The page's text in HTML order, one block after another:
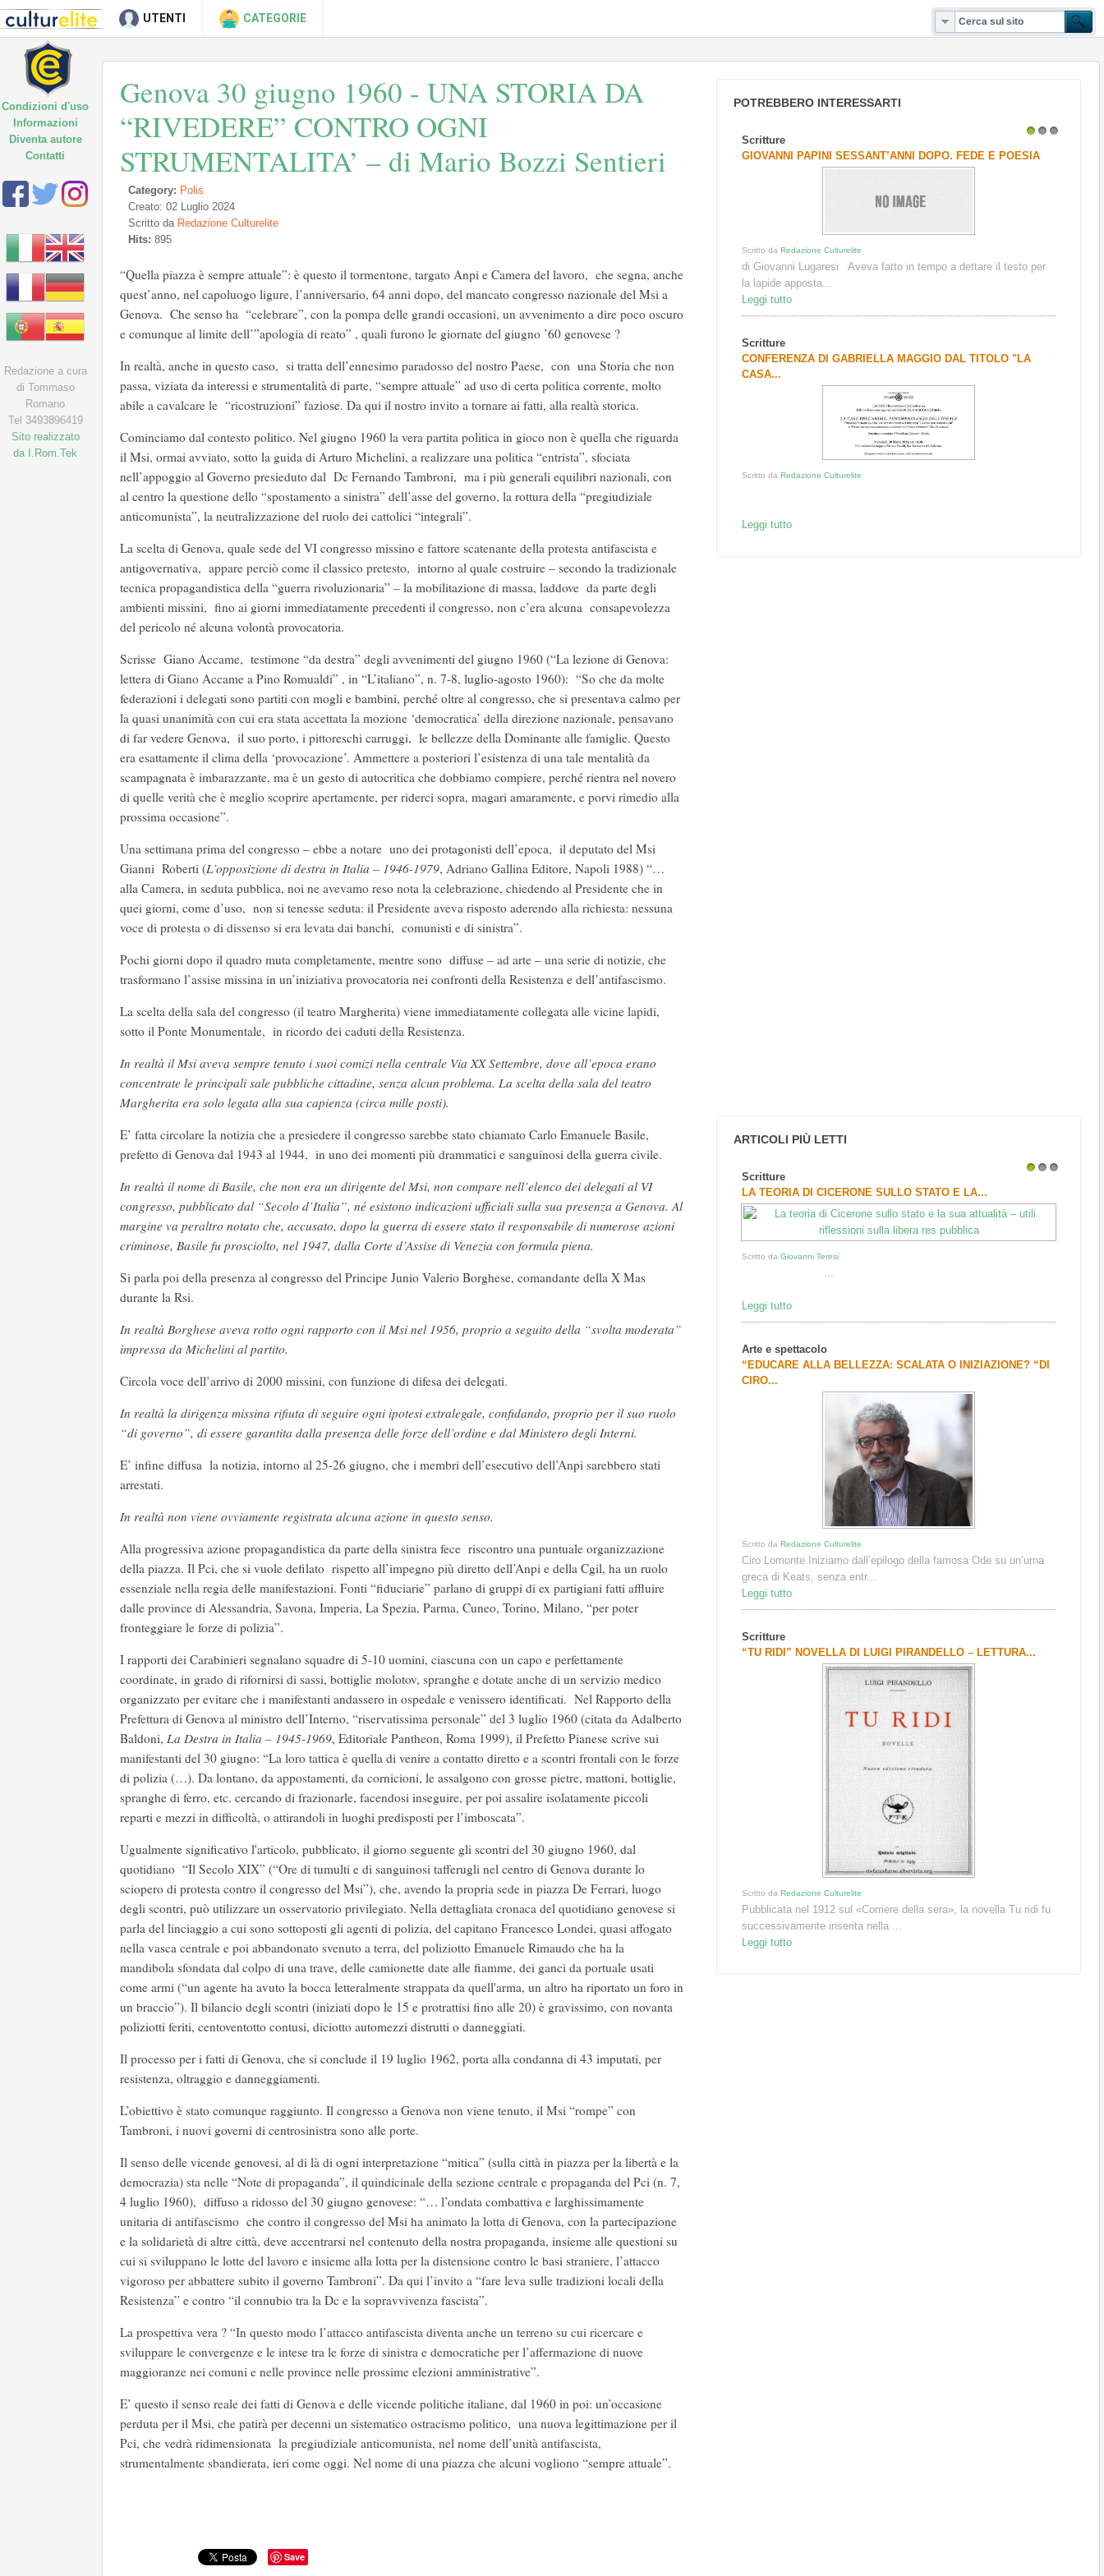
UTENTI CATEGORIE
Genova 30 giugno 1960 - UNA STORIA DA
“RIVEDERE” CONTRO OGNI
STRUMENTALITA’ – di Mario Bozzi Sentieri
Category: Polis
Creato: 02 Luglio 2024
Scritto da Redazione Culturelite
Hits: 895
“Quella piazza è sempre attuale”: è questo il tormentone, targato Anpi e Camera del lavoro, che segna, anche
quest’anno, nel capoluogo ligure, l’anniversario, 64 anni dopo, del mancato congresso nazionale del Msi a
Genova. Che senso ha “celebrare”, con la pompa delle grandi occasioni, un avvenimento a dire poco oscuro
e comunque al limite dell’”apologia di reato” , quali furono le giornate del giugno ’60 genovese ?
In realtà, anche in questo caso, si tratta dell’ennesimo paradosso del nostro Paese, con una Storia che non
passa, viziata da interessi e strumentalità di parte, “sempre attuale” ad uso di certa politica corrente, molto
abile a cavalcare le “ricostruzioni” faziose. Da qui il nostro invito a tornare ai fatti, alla realtà storica.
Cominciamo dal contesto politico. Nel giugno 1960 la vera partita politica in gioco non è quella che riguarda
il Msi, ormai avviato, sotto la guida di Arturo Michelini, a realizzare una politica “entrista”, sfociata
nell’appoggio al Governo presieduto dal Dc Fernando Tambroni, ma i più generali equilibri nazionali, con
al centro la questione dello “spostamento a sinistra” dell’asse del governo, la rottura della “pregiudiziale
anticomunista”, la neutralizzazione del ruolo dei cattolici “integrali”.
La scelta di Genova, quale sede del VI congresso missino e fattore scatenante della protesta antifascista e
antigovernativa, appare perciò come il classico pretesto, intorno al quale costruire – secondo la tradizionale
tecnica propagandistica della “guerra rivoluzionaria” – la mobilitazione di massa, laddove da parte degli
ambienti missini, fino ai giorni immediatamente precedenti il congresso, non c’era alcuna consapevolezza
del pericolo né alcuna volontà provocatoria.
Scrisse Giano Accame, testimone “da destra” degli avvenimenti del giugno 1960 (“La lezione di Genova:
lettera di Giano Accame a Pino Romualdi” , in “L’italiano”, n. 7-8, luglio-agosto 1960): “So che da molte
federazioni i delegati sono partiti con mogli e bambini, perché oltre al congresso, che si presentava calmo per
la quasi unanimità con cui era stata accettata la mozione ‘democratica’ della direzione nazionale, pensavano
di far vedere Genova, il suo porto, i pittoreschi carruggi, le bellezze della Dominante alle famiglie. Questo
era esattamente il clima della ‘provocazione’. Ammettere a posteriori l’esistenza di una tale mentalità da
scampagnata è imbarazzante, ma è un gesto di autocritica che dobbiamo compiere, perché rientra nel novero
di quelle verità che è meglio scoprire apertamente, per riderci sopra, magari amaramente, e porvi rimedio alla
prossima occasione”.
Una settimana prima del congresso – ebbe a notare uno dei protagonisti dell’epoca, il deputato del Msi
Gianni Roberti (L’opposizione di destra in Italia – 1946-1979, Adriano Gallina Editore, Napoli 1988) “…
alla Camera, in seduta pubblica, noi ne avevamo reso nota la celebrazione, chiedendo al Presidente che in
quei giorni, come d’uso, non si tenesse seduta: il Presidente aveva risposto aderendo alla richiesta: nessuna
voce di protesta o di dissenso si era levata dai banchi, comunisti e di sinistra”.
Pochi giorni dopo il quadro muta completamente, mentre sono diffuse – ad arte – una serie di notizie, che
trasformano l’assise missina in un’iniziativa provocatoria nei confronti della Resistenza e dell’antifascismo.
La scelta della sala del congresso (il teatro Margherita) viene immediatamente collegata alle vicine lapidi,
sotto il Ponte Monumentale, in ricordo dei caduti della Resistenza.
In realtà il Msi aveva sempre tenuto i suoi comizi nella centrale Via XX Settembre, dove all’epoca erano
concentrate le principali sale pubbliche cittadine, senza alcun problema. La scelta della sala del teatro
Margherita era solo legata alla sua capienza (circa mille posti).
E’ fatta circolare la notizia che a presiedere il congresso sarebbe stato chiamato Carlo Emanuele Basile,
prefetto di Genova dal 1943 al 1944, in uno dei momenti più drammatici e sanguinosi della guerra civile.
In realtà il nome di Basile, che non era un dirigente del Msi, non compare nell’elenco dei delegati al VI
congresso, pubblicato dal “Secolo d’Italia”, né esistono indicazioni ufficiali sulla sua presenza a Genova. Al
margine va peraltro notato che, accusato, dopo la guerra di essere stato il responsabile di numerose azioni
criminose, Basile fu prosciolto, nel 1947, dalla Corte d’Assise di Venezia con formula piena.
Si parla poi della presenza al congresso del Principe Junio Valerio Borghese, comandante della X Mas
durante la Rsi.
In realtà Borghese aveva rotto ogni rapporto con il Msi nel 1956, proprio a seguito della “svolta moderata”
impressa da Michelini al partito.
Circola voce dell’arrivo di 2000 missini, con funzione di difesa dei delegati.
In realtà la dirigenza missina rifiuta di seguire ogni ipotesi extralegale, confidando, proprio per il suo ruolo
“di governo”, di essere garantita dalla presenza delle forze dell’ordine e dal Ministero degli Interni.
E’ infine diffusa la notizia, intorno al 25-26 giugno, che i membri dell’esecutivo dell’Anpi sarebbero stati
arrestati.
In realtà non viene ovviamente registrata alcuna azione in questo senso.
Alla progressiva azione propagandistica da parte della sinistra fece riscontro una puntuale organizzazione
della piazza. Il Pci, che si vuole defilato rispetto all’impegno più diretto dell’Anpi e della Cgil, ha un ruolo
essenziale nella regia delle manifestazioni. Fonti “fiduciarie” parlano di gruppi di ex partigiani fatti affluire
dalle province di Alessandria, Savona, Imperia, La Spezia, Parma, Cuneo, Torino, Milano, “per poter
fronteggiare le forze di polizia”.
I rapporti dei Carabinieri segnalano squadre di 5-10 uomini, ciascuna con un capo e perfettamente
coordinate, in grado di rifornirsi di sassi, bottiglie molotov, spranghe e dotate anche di un servizio medico
organizzato per evitare che i manifestanti andassero in ospedale e venissero identificati. Nel Rapporto della
Prefettura di Genova al ministro dell’Interno, “riservatissima personale” del 3 luglio 1960 (citata da Adalberto
Baldoni, La Destra in Italia – 1945-1969, Editoriale Pantheon, Roma 1999), il Prefetto Pianese scrive sui
manifestanti del 30 giugno: “La loro tattica è quella di venire a contatto diretto e a scontri frontali con le forze
di polizia (…). Da lontano, da appostamenti, da cornicioni, le assalgono con grosse pietre, mattoni, bottiglie,
spranghe di ferro, etc. cercando di frazionarle, facendosi inseguire, per poi assalire isolatamente piccoli
reparti e mezzi in difficoltà, o attirandoli in luoghi predisposti per l’imboscata”.
Ugualmente significativo l'articolo, pubblicato, il giorno seguente gli scontri del 30 giugno 1960, dal
quotidiano “Il Secolo XIX” (“Ore di tumulti e di sanguinosi tafferugli nel centro di Genova durante lo
sciopero di protesta contro il congresso del Msi”), che, avendo la propria sede in piazza De Ferrari, luogo
degli scontri, può utilizzare un osservatorio privilegiato. Nella dettagliata cronaca del quotidiano genovese si
parla del linciaggio a cui sono sottoposti gli agenti di polizia, del capitano Francesco Londei, quasi affogato
nella vasca centrale e poi abbandonato svenuto a terra, del poliziotto Emanuele Rimaudo che ha la
mandibola sfondata dal colpo di una trave, delle camionette date alle fiamme, dei ganci da portuale usati
come armi (“un agente ha avuto la bocca letteralmente strappata da quell'arma, un altro ha riportato un foro in
un braccio”). Il bilancio degli scontri (iniziati dopo le 15 e protrattisi fino alle 20) è gravissimo, con novanta
poliziotti feriti, centoventotto contusi, diciotto automezzi distrutti o danneggiati.
Il processo per i fatti di Genova, che si conclude il 19 luglio 1962, porta alla condanna di 43 imputati, per
resistenza, oltraggio e danneggiamenti.
L’obiettivo è stato comunque raggiunto. Il congresso a Genova non viene tenuto, il Msi “rompe” con
Tambroni, i nuovi governi di centrosinistra sono alle porte.
Il senso delle vicende genovesi, al di là di ogni interpretazione “mitica” (sulla città in piazza per la libertà e la
democrazia) sta nelle “Note di propaganda”, il quindicinale della sezione centrale e propaganda del Pci (n. 7,
4 luglio 1960), diffuso a ridosso del 30 giugno genovese: “… l’ondata combattiva e larghissimamente
unitaria di antifascismo che contro il congresso del Msi ha animato la lotta di Genova, con la partecipazione
e la solidarietà di altre città, deve accentrarsi nel contenuto della nostra propaganda, insieme alle questioni su
cui si sviluppano le lotte del lavoro e insieme alla lotta per la distensione contro le basi straniere, l’attacco
vigoroso per abbattere subito il governo Tambroni”. Da qui l’invito a “fare leva sulle tradizioni locali della
Resistenza” e contro “il connubio tra la Dc e la sopravvivenza fascista”.
La prospettiva vera ? “In questo modo l’attacco antifascista diventa anche un terreno su cui ricercare e
sviluppare le convergenze e le intese tra le forze di sinistra e democratiche per l’affermazione di nuove
maggioranze nei comuni e nelle province nelle prossime elezioni amministrative”.
E’ questo il senso reale dei fatti di Genova e delle vicende politiche italiane, dal 1960 in poi: un’occasione
perduta per il Msi, che patirà per decenni un sistematico ostracismo politico, una nuova legittimazione per il
Pci, che vedrà ridimensionata la pregiudiziale anticomunista, nel nome dell’unità antifascista,
strumentalmente sbandierata, ieri come oggi. Nel nome di una piazza che alcuni vogliono “sempre attuale”.
Save
POTREBBERO INTERESSARTI
Scritture
GIOVANNI PAPINI SESSANT’ANNI DOPO. FEDE E POESIA
Scritto daRedazione Culturelite
di Giovanni Lugaresi Aveva fatto in tempo a dettare il testo per
la lapide apposta...
Leggi tutto
Scritture
CONFERENZA DI GABRIELLA MAGGIO DAL TITOLO "LA
CASA...
Scritto daRedazione Culturelite
Leggi tutto
ARTICOLI PIÙ LETTI
Scritture
LA TEORIA DI CICERONE SULLO STATO E LA...
Scritto daGiovanni Teresi
...
Leggi tutto
Arte e spettacolo
“EDUCARE ALLA BELLEZZA: SCALATA O INIZIAZIONE? “DI
CIRO...
Scritto daRedazione Culturelite
Ciro Lomonte Iniziamo dall’epilogo della famosa Ode su un’urna
greca di Keats, senza entr...
Leggi tutto
Scritture
“TU RIDI” NOVELLA DI LUIGI PIRANDELLO – LETTURA...
Scritto daRedazione Culturelite
Pubblicata nel 1912 sul «Corriere della sera», la novella Tu ridi fu
successivamente inserita nella ...
Leggi tutto
Condizioni d'uso
Informazioni
Diventa autore
Contatti
Redazione a cura
di Tommaso
Romano
Tel 3493896419
Sito realizzato
da I.Rom.Tek